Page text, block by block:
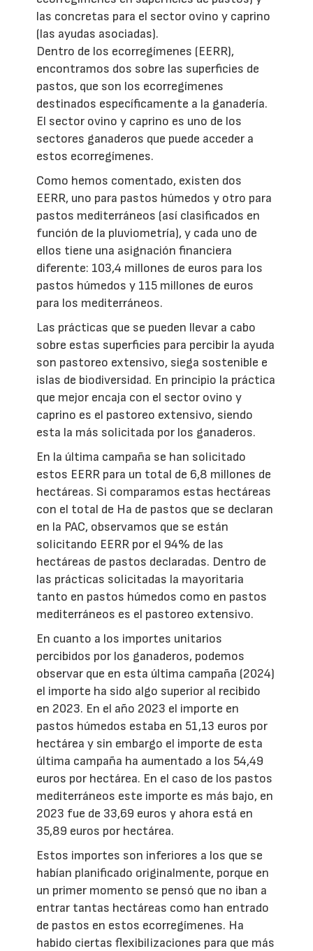
las concretas para el sector ovino y caprino
(las ayudas asociadas).
Dentro de los ecorregímenes (EERR),
encontramos dos sobre las superficies de
pastos, que son los ecorregímenes
destinados específicamente a la ganadería.
El sector ovino y caprino es uno de los
sectores ganaderos que puede acceder a
estos ecorregímenes.
Como hemos comentado, existen dos
EERR, uno para pastos húmedos y otro para
pastos mediterráneos (así clasificados en
función de la pluviometría), y cada uno de
ellos tiene una asignación financiera
diferente: 103,4 millones de euros para los
pastos húmedos y 115 millones de euros
para los mediterráneos.
Las prácticas que se pueden llevar a cabo
sobre estas superficies para percibir la ayuda
son pastoreo extensivo, siega sostenible e
islas de biodiversidad. En principio la práctica
que mejor encaja con el sector ovino y
caprino es el pastoreo extensivo, siendo
esta la más solicitada por los ganaderos.
En la última campaña se han solicitado
estos EERR para un total de 6,8 millones de
hectáreas. Si comparamos estas hectáreas
con el total de Ha de pastos que se declaran
en la PAC, observamos que se están
solicitando EERR por el 94% de las
hectáreas de pastos declaradas. Dentro de
las prácticas solicitadas la mayoritaria
tanto en pastos húmedos como en pastos
mediterráneos es el pastoreo extensivo.
En cuanto a los importes unitarios
percibidos por los ganaderos, podemos
observar que en esta última campaña (2024)
el importe ha sido algo superior al recibido
en 2023. En el año 2023 el importe en
pastos húmedos estaba en 51,13 euros por
hectárea y sin embargo el importe de esta
última campaña ha aumentado a los 54,49
euros por hectárea. En el caso de los pastos
mediterráneos este importe es más bajo, en
2023 fue de 33,69 euros y ahora está en
35,89 euros por hectárea.
Estos importes son inferiores a los que se
habían planificado originalmente, porque en
un primer momento se pensó que no iban a
entrar tantas hectáreas como han entrado
de pastos en estos ecorregímenes. Ha
habido ciertas flexibilizaciones para que más